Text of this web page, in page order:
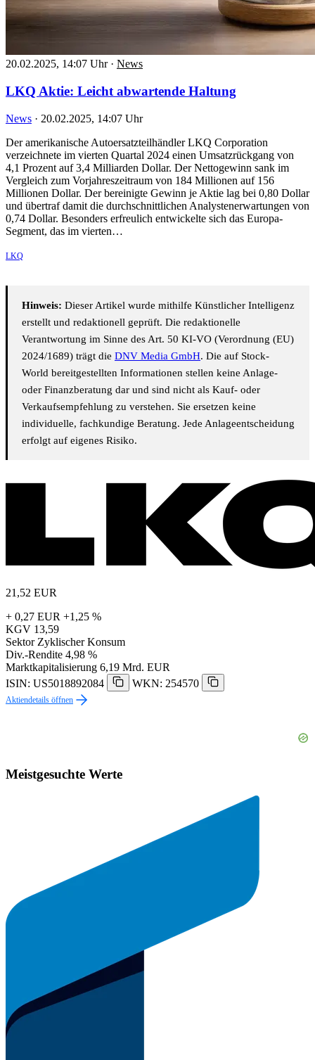
20.02.2025, 14:07 Uhr · News
LKQ Aktie: Leicht abwartende Haltung
News · 20.02.2025, 14:07 Uhr
Der amerikanische Autoersatzteilhändler LKQ Corporation
verzeichnete im vierten Quartal 2024 einen Umsatzrückgang von
4,1 Prozent auf 3,4 Milliarden Dollar. Der Nettogewinn sank im
Vergleich zum Vorjahreszeitraum von 184 Millionen auf 156
Millionen Dollar. Der bereinigte Gewinn je Aktie lag bei 0,80 Dollar
und übertraf damit die durchschnittlichen Analystenerwartungen von
0,74 Dollar. Besonders erfreulich entwickelte sich das Europa-
Segment, das im vierten…
LKQ
Hinweis: Dieser Artikel wurde mithilfe Künstlicher Intelligenz
erstellt und redaktionell geprüft. Die redaktionelle
Verantwortung im Sinne des Art. 50 KI-VO (Verordnung (EU)
2024/1689) trägt die DNV Media GmbH. Die auf Stock-
World bereitgestellten Informationen stellen keine Anlage-
oder Finanzberatung dar und sind nicht als Kauf- oder
Verkaufsempfehlung zu verstehen. Sie ersetzen keine
individuelle, fachkundige Beratung. Jede Anlageentscheidung
erfolgt auf eigenes Risiko.
21,52 EUR
+ 0,27 EUR +1,25 %
KGV 13,59
Sektor Zyklischer Konsum
Div.-Rendite 4,98 %
Marktkapitalisierung 6,19 Mrd. EUR
ISIN: US5018892084
WKN: 254570
Aktiendetails öffnen
Meistgesuchte Werte